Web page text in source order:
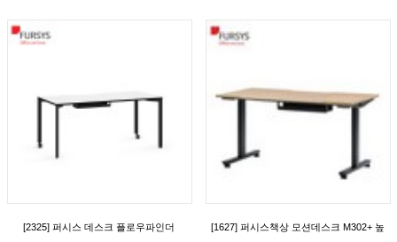
[2325] 퍼시스 데스크 플로우파인더
[1627] 퍼시스책상 모션데스크 M302+ 높